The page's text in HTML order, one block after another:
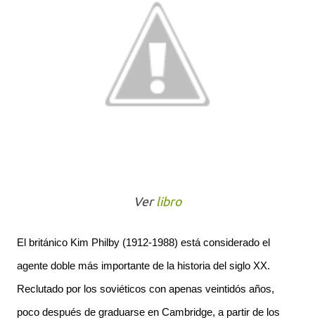
Verlibro
El británico Kim Philby (1912-1988) está considerado el
agente doble más importante de la historia del siglo XX.
Reclutado por los soviéticos con apenas veintidós años,
poco después de graduarse en Cambridge, a partir de los